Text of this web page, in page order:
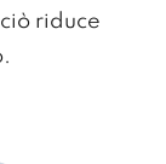
riduce